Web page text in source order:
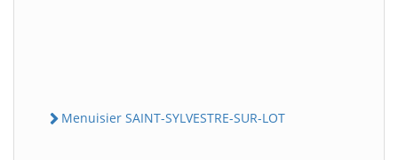
Menuisier SAINT-SYLVESTRE-SUR-LOT